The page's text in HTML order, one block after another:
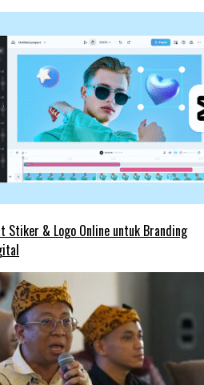
Stiker & Logo Online untuk Branding